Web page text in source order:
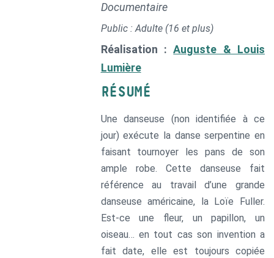
Documentaire
Public : Adulte (16 et plus)
Réalisation :Auguste & Louis
Lumière
RÉSUMÉ
Une danseuse (non identifiée à ce
jour) exécute la danse serpentine en
faisant tournoyer les pans de son
ample robe. Cette danseuse fait
référence au travail d’une grande
danseuse américaine, la Loïe Fuller.
Est-ce une fleur, un papillon, un
oiseau… en tout cas son invention a
fait date, elle est toujours copiée